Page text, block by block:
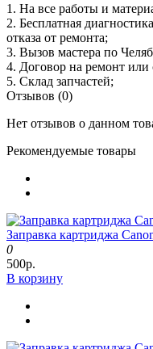
1. На все работы и
2. Бесплатная
отказа от ремонта;
3. Вызов мастера по
4. Договор на ремонт или
5. Склад запчастей;
Отзывов (0)
Нет отзывов о данном
Рекомендуемые товары
Заправка картриджа
0
500р.
В корзину